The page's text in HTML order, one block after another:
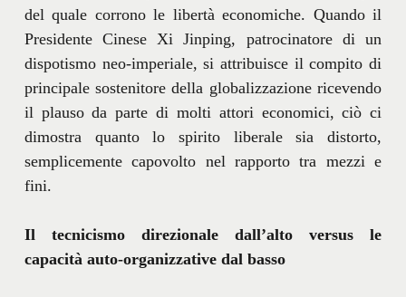
del quale corrono le libertà economiche. Quando il
Presidente Cinese Xi Jinping, patrocinatore di un
dispotismo neo-imperiale, si attribuisce il compito di
principale sostenitore della globalizzazione ricevendo
il plauso da parte di molti attori economici, ciò ci
dimostra quanto lo spirito liberale sia distorto,
semplicemente capovolto nel rapporto tra mezzi e
fini.
Il tecnicismo direzionale dall’alto versus le
capacità auto-organizzative dal basso